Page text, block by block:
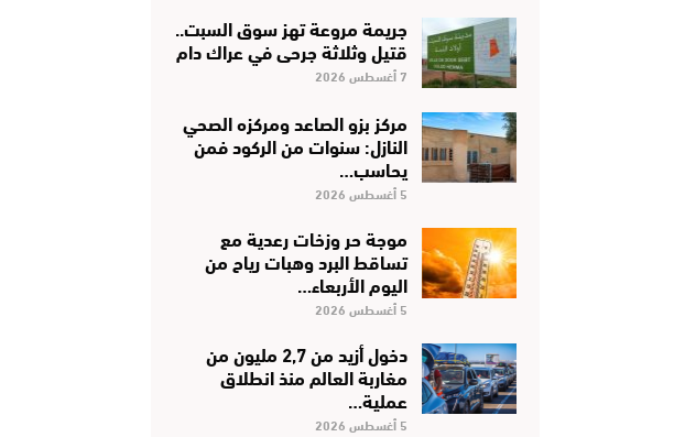
جريمة مروعة تهز سوق السبت..
قتيل وثلاثة جرحى في عراك دام
7 أغسطس 2026
مركز بزو الصاعد ومركزه الصحي
النازل: سنوات من الركود فمن
يحاسب…
5 أغسطس 2026
موجة حر وزخات رعدية مع
تساقط البرد وهبات رياح من
اليوم الأربعاء…
5 أغسطس 2026
دخول أزيد من 2,7 مليون من
مغاربة العالم منذ انطلاق
عملية…
5 أغسطس 2026